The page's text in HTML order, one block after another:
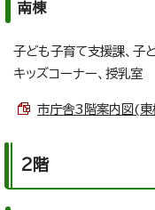
南棟
子ども子育て支援課、子
キッズコーナー、授乳室
市庁舎3階案内図(東
2階